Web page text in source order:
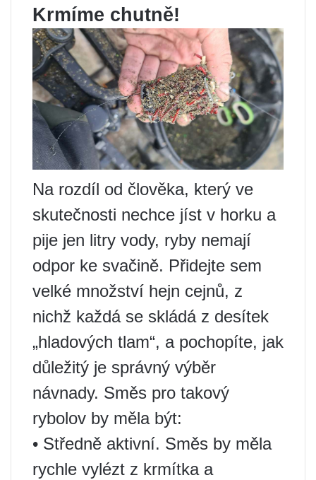
Krmíme chutně!
Na rozdíl od člověka, který ve
skutečnosti nechce jíst v horku a
pije jen litry vody, ryby nemají
odpor ke svačině. Přidejte sem
velké množství hejn cejnů, z
nichž každá se skládá z desítek
„hladových tlam“, a pochopíte, jak
důležitý je správný výběr
návnady. Směs pro takový
rybolov by měla být:
• Středně aktivní. Směs by měla
rychle vylézt z krmítka a